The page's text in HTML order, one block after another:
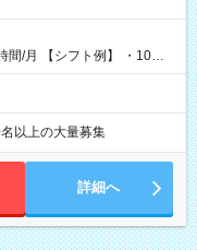
・10：
以上の大量募集
詳細へ